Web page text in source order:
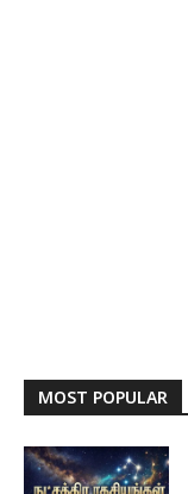
MOST POPULAR